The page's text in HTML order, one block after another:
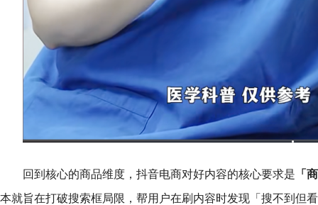
回到核心的商品维度，抖音电商对好内容的核心要求是 「
本就旨在打破搜索框局限，帮用户在刷内容时发现「搜不到但